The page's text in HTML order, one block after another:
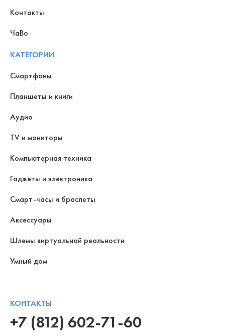
Контакты
ЧаВо
КАТЕГОРИИ
Смартфоны
Планшеты и книги
Аудио
TV и мониторы
Компьютерная техника
Гаджеты и электроника
Смарт-часы и браслеты
Аксессуары
Шлемы виртуальной реальности
Умный дом
КОНТАКТЫ
+7 (812) 602-71-60